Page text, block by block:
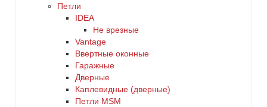
Петли
IDEA
Не врезные
Vantage
Ввертные оконные
Гаражные
Дверные
Каплевидные (дверные)
Петли MSM